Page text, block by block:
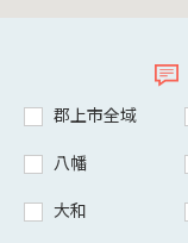
郡上市全域
八幡
大和